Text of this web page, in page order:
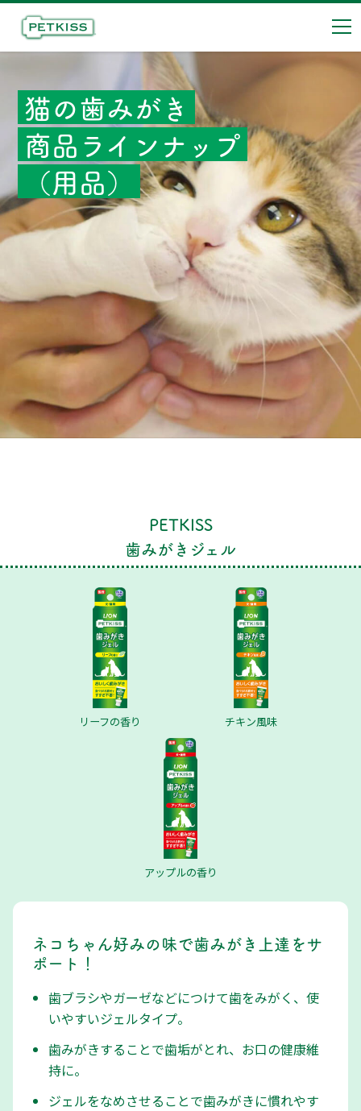
ナ
猫の歯みがき
商品ラインナップ
（用品）
PETKISS
歯みがきジェル
リーフの香り チキン風味
アップルの香り
ネコちゃん好みの味で歯みがき上達をサ
ポート！
歯ブラシやガーゼなどにつけて歯をみがく、使
いやすいジェルタイプ。
歯みがきすることで歯垢がとれ、お口の健康維
持に。
ジェルをなめさせることで歯みがきに慣れやす